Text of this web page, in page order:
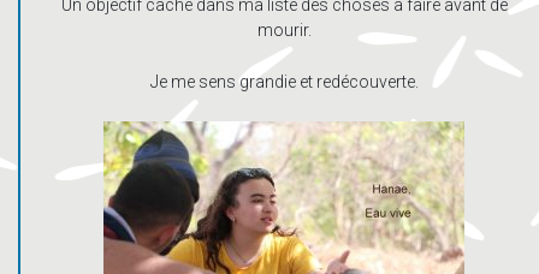
Un objectif caché dans ma liste des choses à faire avant de
mourir.
Je me sens grandie et redécouverte.